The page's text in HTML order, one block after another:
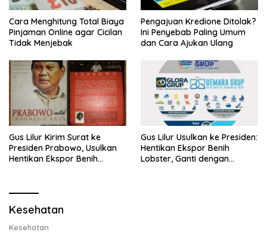
Cara Menghitung Total Biaya
Pinjaman Online agar Cicilan
Tidak Menjebak
Pengajuan Kredione Ditolak?
Ini Penyebab Paling Umum
dan Cara Ajukan Ulang
Gus Lilur Kirim Surat ke
Presiden Prabowo, Usulkan
Hentikan Ekspor Benih
Gus Lilur Usulkan ke Presiden:
Hentikan Ekspor Benih
Lobster, Ganti dengan
Kesehatan
Kesehatan